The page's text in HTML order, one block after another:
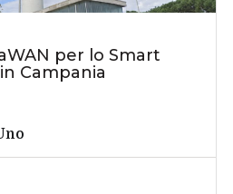
per lo Smart
Campania